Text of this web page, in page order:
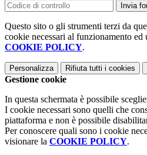
Invia
Questo sito o gli strumenti terzi da
cookie necessari al funzionamento
COOKIE POLICY.
Personalizza Rifiuta tutti i cookies
Gestione cookie
In questa schermata è possibile
I cookie necessari sono quelli che
piattaforma e non è possibile
Per conoscere quali sono i cookie
visionare la COOKIE POLICY.